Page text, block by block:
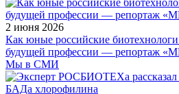
2 июня 2026
Как юные российские
будущей профессии — репортаж
Мы в СМИ